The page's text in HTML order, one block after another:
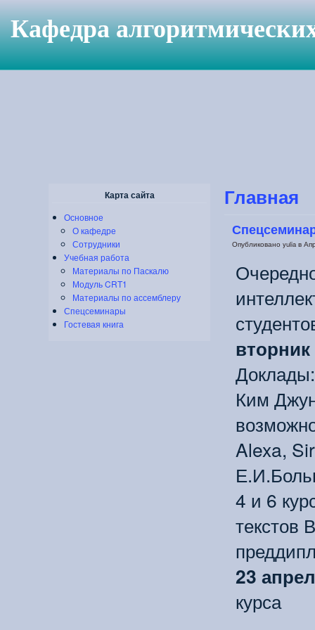
Кафедра
Карта сайта
Основное
О кафедре
Сотрудники
Учебная работа
Материалы по Паскалю
Модуль CRT1
Материалы по ассемблеру
Спецсеминары
Гостевая книга
Главная
Опубликовано yulia в
Доклады:
Ким
Alexa,
4 и 6
текстов
23
курса